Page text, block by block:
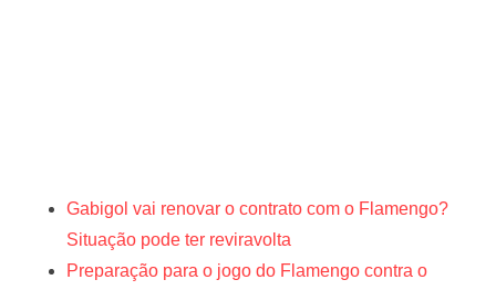
Gabigol vai renovar o contrato com o Flamengo?
Situação pode ter reviravolta
Preparação para o jogo do Flamengo contra o